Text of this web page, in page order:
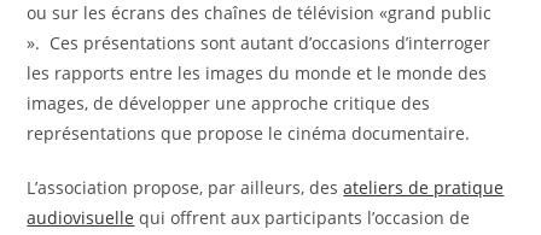
ou sur les écrans des chaînes de télévision «grand public
». Ces présentations sont autant d’occasions d’interroger
les rapports entre les images du monde et le monde des
images, de développer une approche critique des
représentations que propose le cinéma documentaire.
L’association propose, par ailleurs, desateliers de pratique
audiovisuelle qui offrent aux participants l’occasion de